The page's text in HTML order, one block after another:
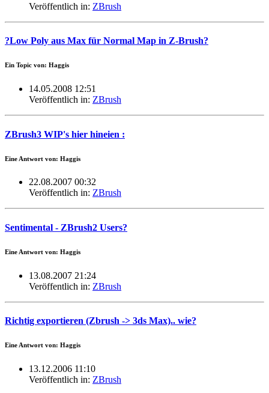
Veröffentlich in: ZBrush
?Low Poly aus Max für Normal Map in Z-Brush?
Ein Topic von: Haggis
14.05.2008 12:51
Veröffentlich in: ZBrush
ZBrush3 WIP's hier hineien :
Eine Antwort von: Haggis
22.08.2007 00:32
Veröffentlich in: ZBrush
Sentimental - ZBrush2 Users?
Eine Antwort von: Haggis
13.08.2007 21:24
Veröffentlich in: ZBrush
Richtig exportieren (Zbrush -> 3ds Max).. wie?
Eine Antwort von: Haggis
13.12.2006 11:10
Veröffentlich in: ZBrush